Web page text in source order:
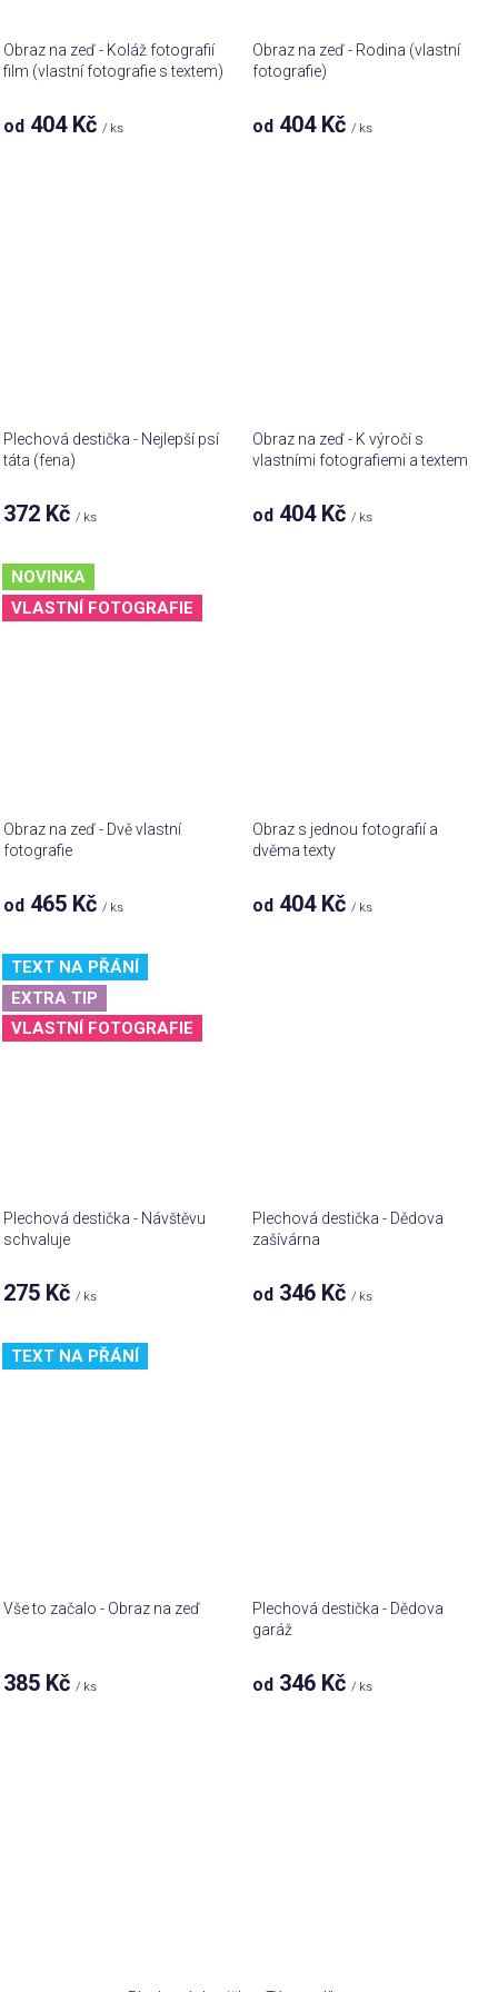
Obraz na zeď - Koláž fotografií
film (vlastní fotografie s textem)
od 404 Kč / ks
Obraz na zeď - Rodina (vlastní
fotografie)
od 404 Kč / ks
Plechová destička - Nejlepší psí
táta (fena)
372 Kč/ ks
Obraz na zeď - K výročí s
vlastními fotografiemi a textem
od 404 Kč/ ks
NOVINKA
VLASTNÍ FOTOGRAFIE
Obraz na zeď - Dvě vlastní
fotografie
od 465 Kč / ks
Obraz s jednou fotografií a
dvěma texty
od 404 Kč / ks
TEXT NA PŘÁNÍ
EXTRA TIP
VLASTNÍ FOTOGRAFIE
Plechová destička - Návštěvu
schvaluje
275 Kč/ ks
Plechová destička - Dědova
zašívárna
od 346 Kč/ ks
TEXT NA PŘÁNÍ
Vše to začalo - Obraz na zeď
385 Kč / ks
Plechová destička - Dědova
garáž
Průměrné
hodnocení
od 346 Kč / ks